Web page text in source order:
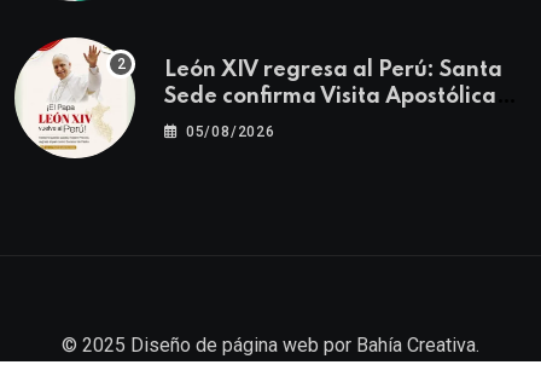
León XIV regresa al Perú: Santa
Sede confirma Visita Apostólica
del 11 al 17 de noviembre
05/08/2026
© 2025 Diseño de página web por Bahía Creativa.